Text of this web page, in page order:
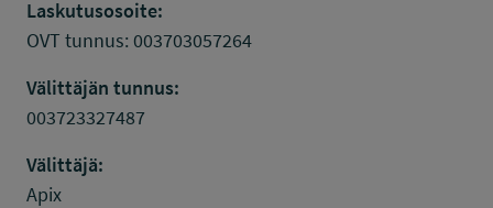
Laskutusosoite:
OVT tunnus: 003703057264
Välittäjän tunnus:
003723327487
Välittäjä:
Apix